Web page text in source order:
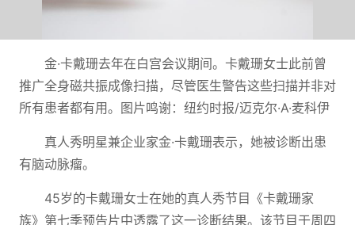
金·卡戴珊去年在白宫会议期间。卡戴珊女士此前曾
推广全身磁共振成像扫描，尽管医生警告这些扫描并非对
所有患者都有用。图片鸣谢：纽约时报/迈克尔·A·麦科伊
真人秀明星兼企业家金·卡戴珊表示，她被诊断出患
有脑动脉瘤。
45岁的卡戴珊女士在她的真人秀节目《卡戴珊家
族》第七季预告片中透露了这一诊断结果。该节目于周四